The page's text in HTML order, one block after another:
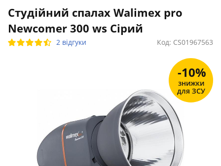
Студійний спалах Walimex pro
Newcomer 300 ws Сірий
2 відгуки Код: CS01967563
-10%
знижки
для ЗСУ